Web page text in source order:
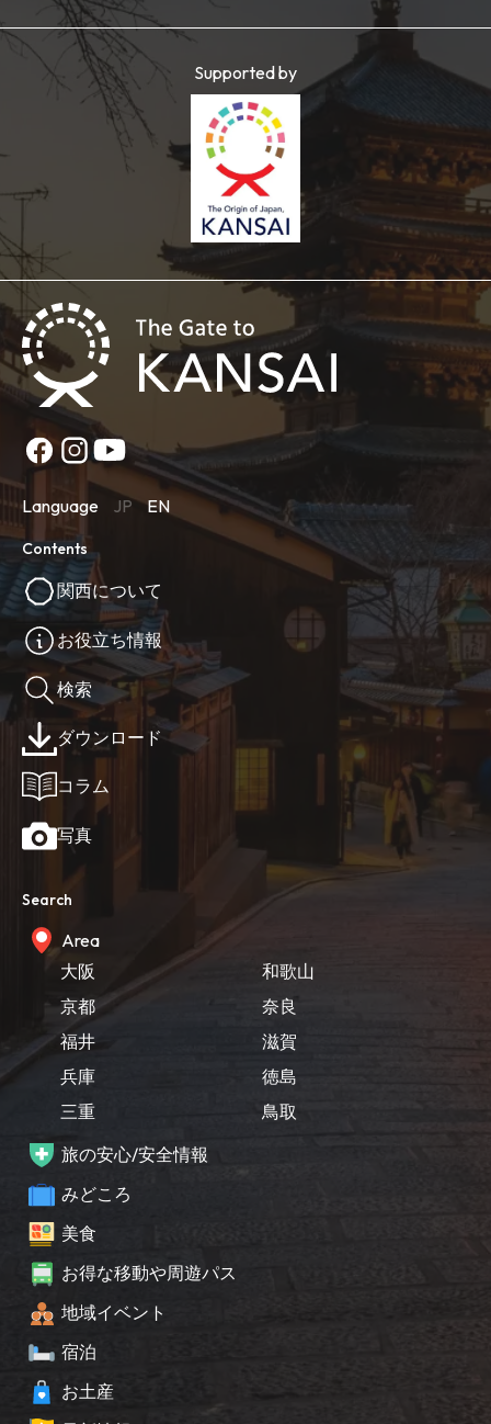
Supported by
Language JP EN
Contents
関西について
お役立ち情報
検索
ダウンロード
コラム
写真
Search
Area
大阪
京都
福井
兵庫
三重
和歌山
奈良
滋賀
徳島
鳥取
旅の安心/安全情報
みどころ
美食
お得な移動や周遊パス
地域イベント
宿泊
お土産